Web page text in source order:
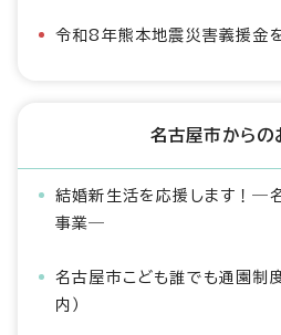
令和8年熊本地震災害義援金
名古屋市からの
結婚新生活を応援します！―
事業―
名古屋市こども誰でも通園制
内）